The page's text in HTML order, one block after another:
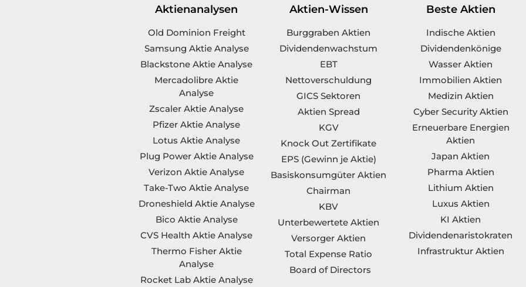
Aktienanalysen
Old Dominion Freight
Samsung Aktie Analyse
Blackstone Aktie Analyse
Mercadolibre Aktie
Analyse
Zscaler Aktie Analyse
Pfizer Aktie Analyse
Lotus Aktie Analyse
Plug Power Aktie Analyse
Verizon Aktie Analyse
Take-Two Aktie Analyse
Droneshield Aktie Analyse
Bico Aktie Analyse
CVS Health Aktie Analyse
Thermo Fisher Aktie
Analyse
Rocket Lab Aktie Analyse
Aktien-Wissen
Burggraben Aktien
Dividendenwachstum
EBT
Nettoverschuldung
GICS Sektoren
Aktien Spread
KGV
Knock Out Zertifikate
EPS (Gewinn je Aktie)
Basiskonsumgüter Aktien
Chairman
KBV
Unterbewertete Aktien
Versorger Aktien
Total Expense Ratio
Board of Directors
Beste Aktien
Indische Aktien
Dividendenkönige
Wasser Aktien
Immobilien Aktien
Medizin Aktien
Cyber Security Aktien
Erneuerbare Energien
Aktien
Japan Aktien
Pharma Aktien
Lithium Aktien
Luxus Aktien
KI Aktien
Dividendenaristokraten
Infrastruktur Aktien